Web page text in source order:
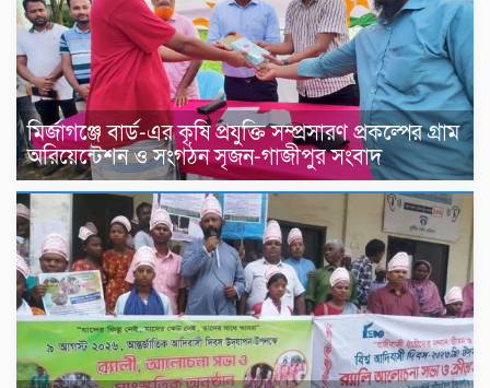
​মির্জাগঞ্জে বার্ড-এর কৃষি প্রযুক্তি সম্প্রসারণ প্রকল্পের গ্রাম
অরিয়েন্টেশন ও সংগঠন সৃজন-গাজীপুর সংবাদ